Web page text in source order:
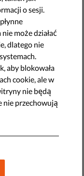
są tak istotne. Te
wyborów do PE w
dokładniej
o sesji.
może działać
dlatego nie
aby blokowała
cookie, ale w
nie będą
nie przechowują